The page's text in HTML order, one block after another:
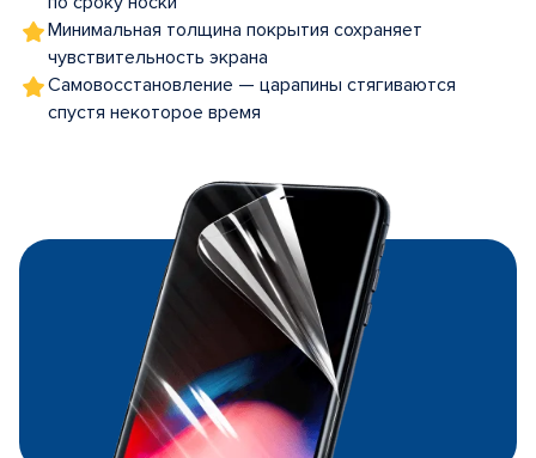
Минимальная толщина покрытия сохраняет
чувствительность экрана
Самовосстановление — царапины стягиваются
спустя некоторое время